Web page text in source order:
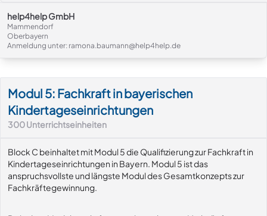
help4help GmbH
Mammendorf
Oberbayern
Anmeldung unter: ramona.baumann@help4help.de
Modul 5: Fachkraft in bayerischen
Kindertageseinrichtungen
300Unterrichtseinheiten
Block C beinhaltet mit Modul 5 die Qualifizierung zur Fachkraft in
Kindertageseinrichtungen in Bayern. Modul 5 ist das
anspruchsvollste und längste Modul des Gesamtkonzepts zur
Fachkräftegewinnung.